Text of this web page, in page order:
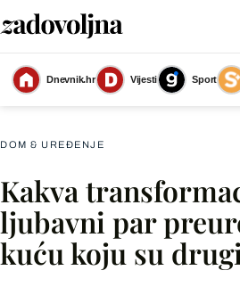
Dnevnik.hr Vijesti Sport
DOM & UREĐENJE
Kakva
ljubavni par
kuću koju su
Facebook
X